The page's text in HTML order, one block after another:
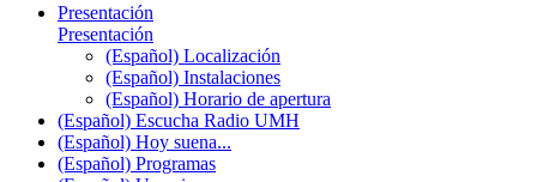
Presentación
Presentación
(Español) Localización
(Español) Instalaciones
(Español) Horario de apertura
(Español) Escucha Radio UMH
(Español) Hoy suena...
(Español) Programas